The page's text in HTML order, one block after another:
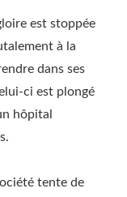
est stoppée
à la
dans ses
ci est plongé
hôpital
tente de